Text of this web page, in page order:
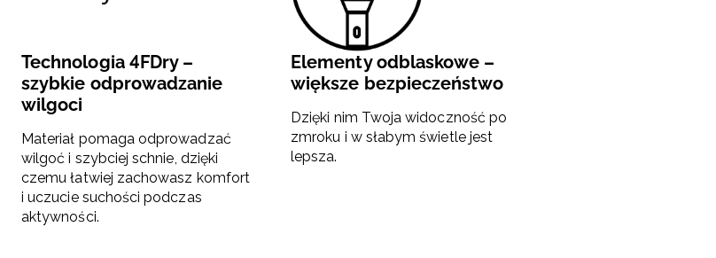
Technologia 4FDry –
szybkie odprowadzanie
wilgoci
Materiał pomaga odprowadzać
wilgoć i szybciej schnie, dzięki
czemu łatwiej zachowasz komfort
i uczucie suchości podczas
aktywności.
Elementy odblaskowe –
większe bezpieczeństwo
Dzięki nim Twoja widoczność po
zmroku i w słabym świetle jest
lepsza.